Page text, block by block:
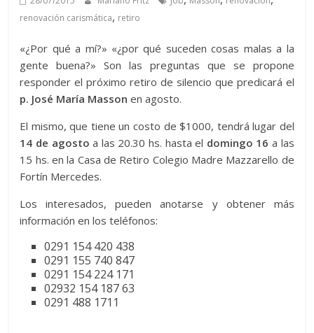
renovación carismática, retiro
«¿Por qué a mí?» «¿por qué suceden cosas malas a la
gente buena?» Son las preguntas que se propone
responder el próximo retiro de silencio que predicará el
p. José María Masson en agosto.
El mismo, que tiene un costo de $1000, tendrá lugar del
14 de agosto a las 20.30 hs. hasta el domingo 16 a las
15 hs. en la Casa de Retiro Colegio Madre Mazzarello de
Fortín Mercedes.
Los interesados, pueden anotarse y obtener más
información en los teléfonos:
0291 154 420 438
0291 155 740 847
0291 154 224 171
02932 154 187 63
0291 488 1711